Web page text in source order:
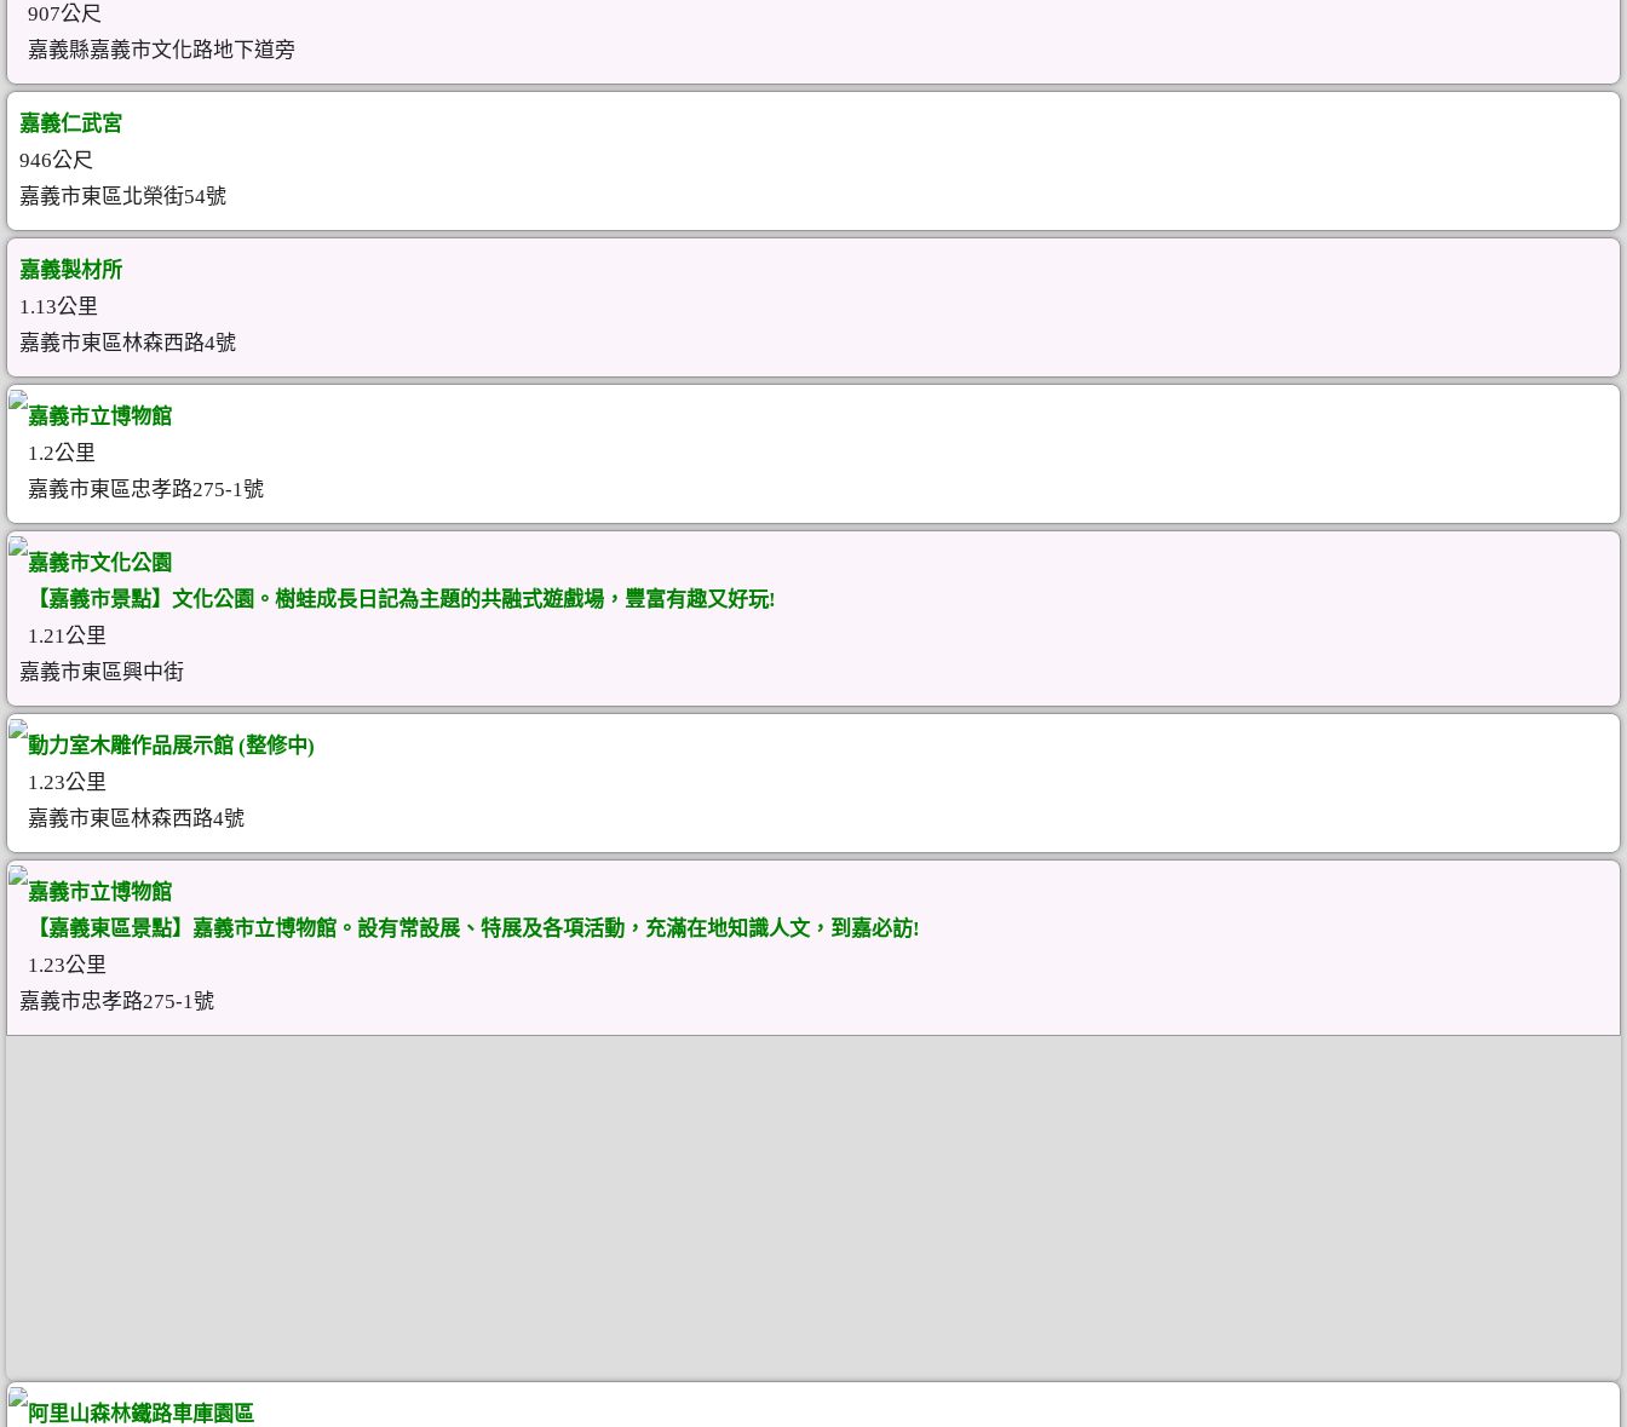
907公尺
嘉義縣嘉義市文化路地下道旁
嘉義仁武宮
946公尺
嘉義市東區北榮街54號
嘉義製材所
1.13公里
嘉義市東區林森西路4號
嘉義市立博物館
1.2公里
嘉義市東區忠孝路275-1號
嘉義市文化公園
【嘉義市景點】文化公園。樹蛙成長日記為主題的共融式遊戲場，豐富有趣又好玩!
1.21公里
嘉義市東區興中街
動力室木雕作品展示館 (整修中)
1.23公里
嘉義市東區林森西路4號
嘉義市立博物館
【嘉義東區景點】嘉義市立博物館。設有常設展、特展及各項活動，充滿在地知識人文，到嘉必訪!
1.23公里
嘉義市忠孝路275-1號
阿里山森林鐵路車庫園區